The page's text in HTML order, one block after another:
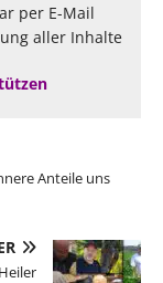
per E-Mail
aller Inhalte
Anteile uns